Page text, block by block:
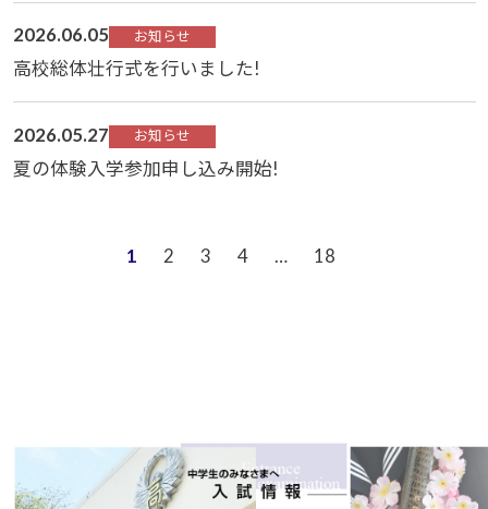
2026.06.05 お知らせ
高校総体壮行式を行いました!
2026.05.27 お知らせ
夏の体験入学参加申し込み開始!
1 2 3 4 … 18